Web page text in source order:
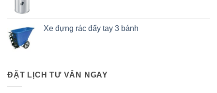
Xe đựng rác đẩy tay 3 bánh
ĐẶT LỊCH TƯ VẤN NGAY